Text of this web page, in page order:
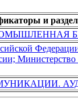
и
Министерство